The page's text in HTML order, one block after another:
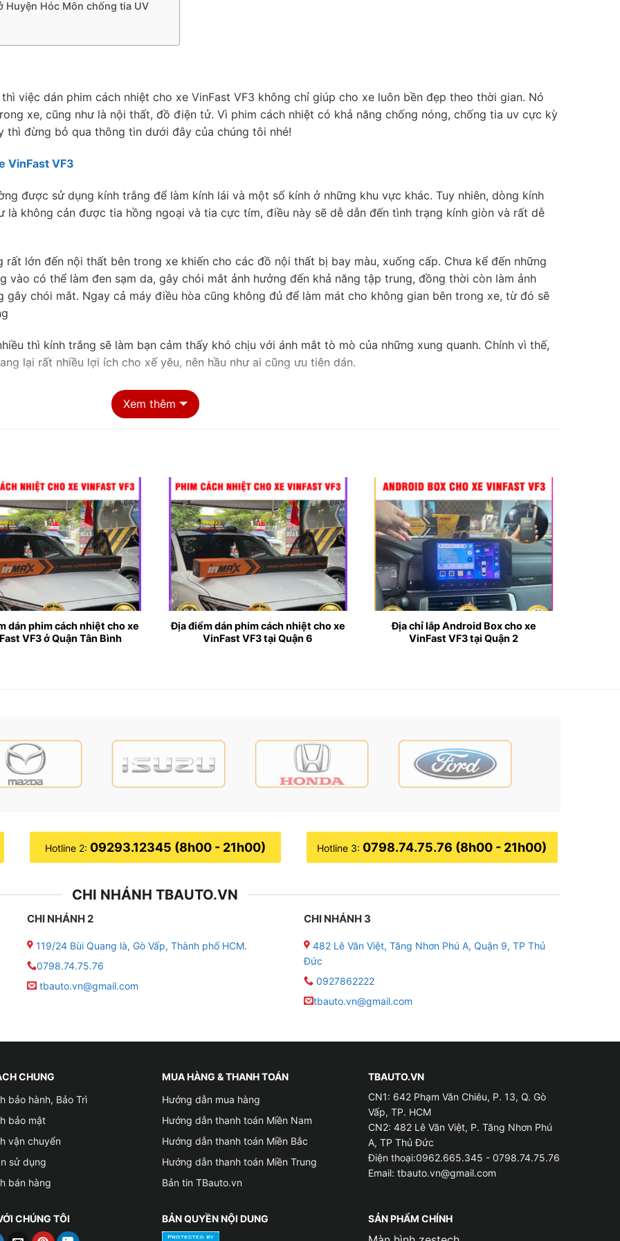
Huyện Hóc Môn chống tia UV
việc dán phim cách nhiệt cho xe VinFast VF3 không chỉ giúp cho xe luôn bền đẹp theo thời gian. Nó
xe, cũng như là nội thất, đồ điện tử. Vì phim cách nhiệt có khả năng chống nóng, chống tia uv cực kỳ
thì đừng bỏ qua thông tin dưới đây của chúng tôi nhé!
VinFast VF3
được sử dụng kính trắng để làm kính lái và một số kính ở những khu vực khác. Tuy nhiên, dòng kính
là không cản được tia hồng ngoại và tia cực tím, điều này sẽ dễ dẫn đến tình trạng kính giòn và rất dễ
lớn đến nội thất bên trong xe khiến cho các đồ nội thất bị bay màu, xuống cấp. Chưa kể đến những
có thể làm đen sạm da, gây chói mắt ảnh hưởng đến khả năng tập trung, đồng thời còn làm ảnh
gây chói mắt. Ngay cả máy điều hòa cũng không đủ để làm mát cho không gian bên trong xe, từ đó sẽ
thì kính trắng sẽ làm bạn cảm thấy khó chịu với ánh mắt tò mò của những xung quanh. Chính vì thế,
lại rất nhiều lợi ích cho xế yêu, nên hầu như ai cũng ưu tiên dán.
VF3
nước ta thì vào mùa hè nhiệt độ ngoài trời có thể lên đến 40 độ C. Vì vậy, sẽ dễ làm ảnh hưởng đến
thất của xe VinFast VF3.
xe tiêu thụ nhiều điện năng nhất, chỉ sau động cơ. Vào mùa hè, bạn sẽ phải bật điều hòa liên tục với
điều hòa công suất quá lớn và giúp tiết kiệm được năng lượng cho xe.
Xem thêm
dán phim cách nhiệt cho xe
VF3 ở Quận Tân Bình
Địa điểm dán phim cách nhiệt cho xe
VinFast VF3 tại Quận 6
Địa chỉ lắp Android Box cho xe
VinFast VF3 tại Quận 2
Hotline 2: 09293.12345 (8h00 - 21h00) Hotline 3: 0798.74.75.76 (8h00 - 21h00)
CHI NHÁNH TBAUTO.VN
CHI NHÁNH 2
119/24 Bùi Quang là, Gò Vấp, Thành phố HCM.
0798.74.75.76
tbauto.vn@gmail.com
CHI NHÁNH 3
482 Lê Văn Việt, Tăng Nhơn Phú A, Quận 9, TP Thủ
Đức
0927862222
tbauto.vn@gmail.com
CHUNG
bảo hành, Bảo Trì
bảo mật
vận chuyển
sử dụng
bán hàng
MUA HÀNG & THANH TOÁN
Hướng dẫn mua hàng
Hướng dẫn thanh toán Miền Nam
Hướng dẫn thanh toán Miền Bắc
Hướng dẫn thanh toán Miền Trung
Bản tin TBauto.vn
TBAUTO.VN
CN1: 642 Phạm Văn Chiêu, P. 13, Q. Gò
Vấp, TP. HCM
CN2: 482 Lê Văn Việt, P. Tăng Nhơn Phú
A, TP Thủ Đức
Điện thoại:0962.665.345 - 0798.74.75.76
Email: tbauto.vn@gmail.com
CHÚNG TÔI BẢN QUYỀN NỘI DUNG SẢN PHẨM CHÍNH